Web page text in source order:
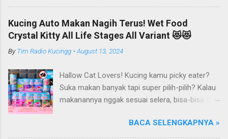
kucing yang diproduksi oleh PT. Arthacat Tirta
Surya, Indonesia. Perusahaan ini bergerak di
bidang produk perlengkapan kucing, seperti Cat
Tree Furniture, Cat Accessories, Cat Food, Cat
Litter, Cat Sandbox/Cat Litter, dan lain-lain.
dahulu dari PT. Arthacat Tirta Surya ini, ada
Arthacat Cat Litter, Sandbox/Cat Litter, Cat
Tree, Snack, Pet Bowl, Stratcher, dan masih
ternyata ga cuman jadi merk pasir tofu dari PT
Kucing Auto Makan Nagih Terus! Wet Food
Crystal Kitty All Life Stages All Variant 😻😻
ByTim Radio Kucingg -August 13, 2024
Hallow Cat Lovers! Kucing kamu picky eater?
Suka makan banyak tapi super pilih-pilih? Kalau
makanannya nggak sesuai selera, bisa-bisa dia
makanannya. Pokoknya si Kucing bakal selektif
banget deh kalau soal makanan deh! Duh, agak
BACA SELENGKAPNYA »